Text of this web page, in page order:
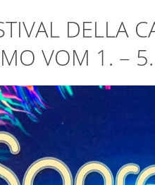
DELLA
VOM 1. –